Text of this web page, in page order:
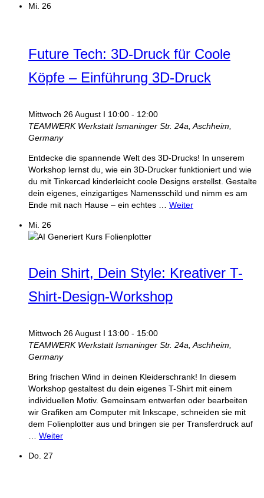
Mi. 26
Future Tech: 3D-Druck für Coole
Köpfe – Einführung 3D-Druck
Mittwoch 26 August I 10:00 - 12:00
TEAMWERK WerkstattIsmaninger Str. 24a, Aschheim,
Germany
Entdecke die spannende Welt des 3D-Drucks! In unserem
Workshop lernst du, wie ein 3D-Drucker funktioniert und wie
du mit Tinkercad kinderleicht coole Designs erstellst. Gestalte
dein eigenes, einzigartiges Namensschild und nimm es am
Ende mit nach Hause – ein echtes … Weiter
Mi. 26
Dein Shirt, Dein Style: Kreativer T-
Shirt-Design-Workshop
Mittwoch 26 August I 13:00 - 15:00
TEAMWERK WerkstattIsmaninger Str. 24a, Aschheim,
Germany
Bring frischen Wind in deinen Kleiderschrank! In diesem
Workshop gestaltest du dein eigenes T-Shirt mit einem
individuellen Motiv. Gemeinsam entwerfen oder bearbeiten
wir Grafiken am Computer mit Inkscape, schneiden sie mit
dem Folienplotter aus und bringen sie per Transferdruck auf
Weiter
Do. 27